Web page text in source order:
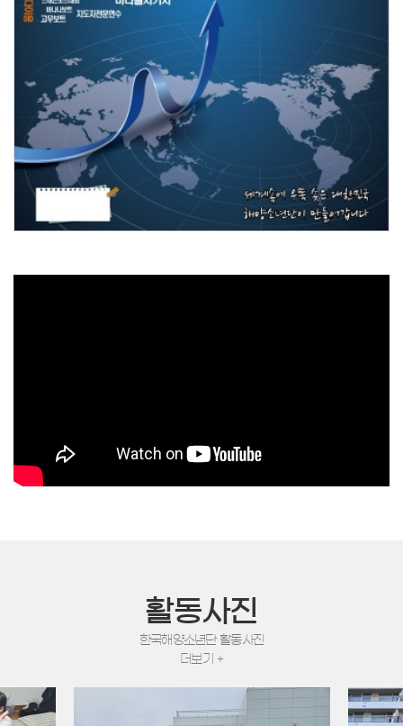
활동사진
한국해양소년단 활동사진
더보기 +